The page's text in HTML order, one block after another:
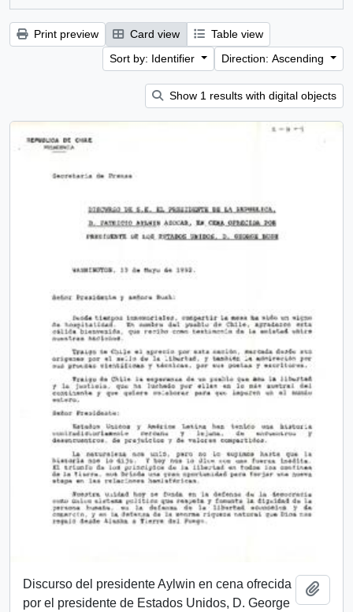
Print preview Card view
Table view
Sort by: Identifier
Direction: Ascending
Show 1 results with digital objects
Discurso del presidente Aylwin en cena ofrecida
por el presidente de Estados Unidos, D. George